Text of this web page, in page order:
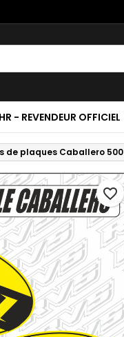
- REVENDEUR OFFICIEL
de plaques Caballero 500
favorite_border